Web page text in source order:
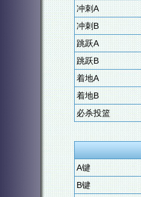
冲刺A
冲刺B
跳跃A
跳跃B
着地A
着地B
必杀投篮
A键
B键